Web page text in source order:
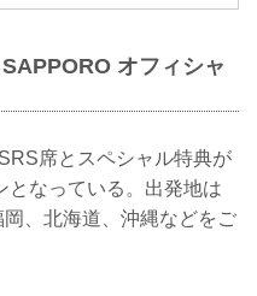
ケラモフ vs. 木村柊也
ルール：5分3R（71.0kg）
11 in SAPPORO 大会
ット
11 in SAPPORO 大会
ット - RIZIN FIGHTING
オフィシャ
席とスペシャル特典が
となっている。出発地は
、北海道、沖縄などをご